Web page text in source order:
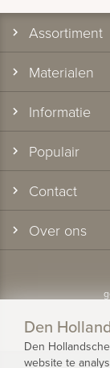
Assortiment
Materialen
Informatie
Populair
Contact
Over ons
©
Den
Den
website te